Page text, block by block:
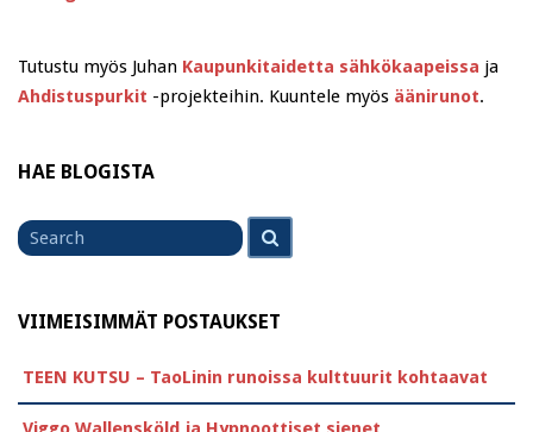
Tutustu myös Juhan Kaupunkitaidetta sähkökaapeissa ja
Ahdistuspurkit -projekteihin. Kuuntele myös äänirunot.
HAE BLOGISTA
Search
for
VIIMEISIMMÄT POSTAUKSET
TEEN KUTSU – TaoLinin runoissa kulttuurit kohtaavat